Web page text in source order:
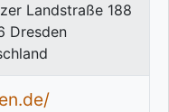
Landstraße 188
Dresden